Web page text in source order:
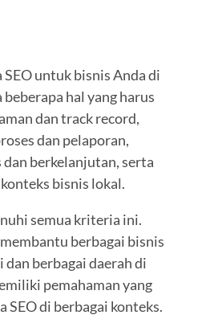
untuk bisnis Anda di
hal yang harus
dan track record,
dan pelaporan,
berkelanjutan, serta
bisnis lokal.
semua kriteria ini.
berbagai bisnis
berbagai daerah di
pemahaman yang
SEO di berbagai konteks.